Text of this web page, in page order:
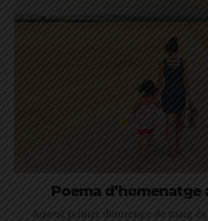
Poema d’homenatge
Aquest primer diumenge de maig és